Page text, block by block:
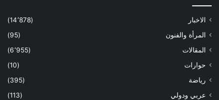
الاخبار
(14٬878)
المرأة والفنون
(95)
المقالات
(6٬955)
حوارات
(10)
رياضة
(395)
عربي ودولي
(113)